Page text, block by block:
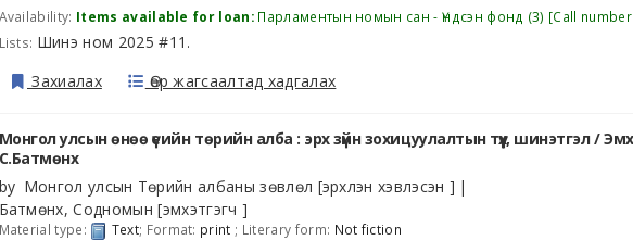
Availability: Items available for loan: Парламентын номын сан - Үндсэн фонд (3) Call number:
Lists: Шинэ ном 2025 #11 .
Захиалах Өөр жагсаалтад хадгалах
Монгол улсын өнөө үеийн төрийн алба : эрх зүйн зохицуулалтын түүх, шинэтгэл /
С.Батмөнх
by Монгол улсын Төрийн албаны зөвлөл [эрхлэн хэвлэсэн ]
Батмөнх, Содномын [эмхэтгэгч ]
Material type: Text; Format: print ; Literary form: Not fiction